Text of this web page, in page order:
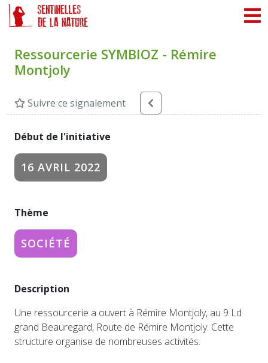
Ressourcerie SYMBIOZ - Rémire
Montjoly
Suivre ce signalement
Début de l'initiative
16 AVRIL 2022
Thème
SOCIÉTÉ
Description
Une ressourcerie a ouvert à Rémire Montjoly, au 9 Ld
grand Beauregard, Route de Rémire Montjoly. Cette
structure organise de nombreuses activités.
Panneau de gestion des cookies